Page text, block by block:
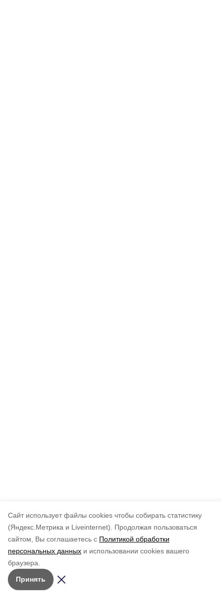
Cайт использует файлы cookies чтобы собирать статистику
(Яндекс.Метрика и Liveinternet).
Продолжая пользоваться
сайтом, Вы соглашаетесь с Политикой обработки
персональных данных и использовании cookies вашего
браузера.
Принять